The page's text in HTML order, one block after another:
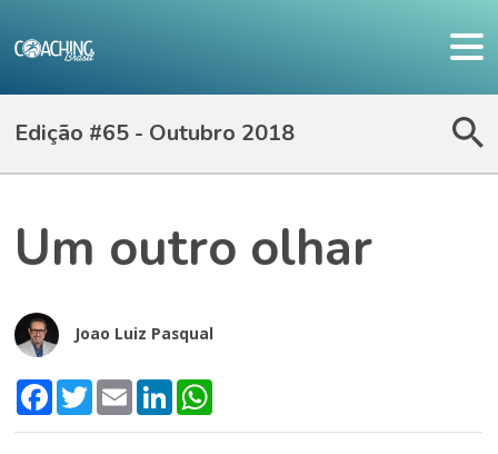
Edição #65 - Outubro 2018
Um outro olhar
Joao Luiz Pasqual
Facebook
TwitterEmail LinkedIn